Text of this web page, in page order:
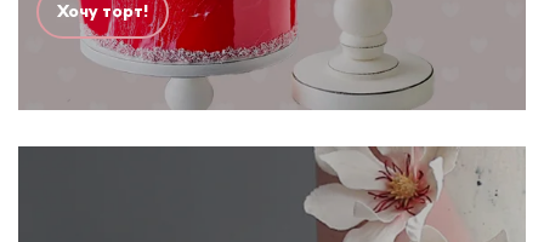
Хочу торт!